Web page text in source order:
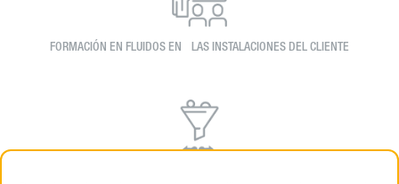
FORMACIÓN EN FLUIDOS EN LAS INSTALACIONES DEL CLIENTE